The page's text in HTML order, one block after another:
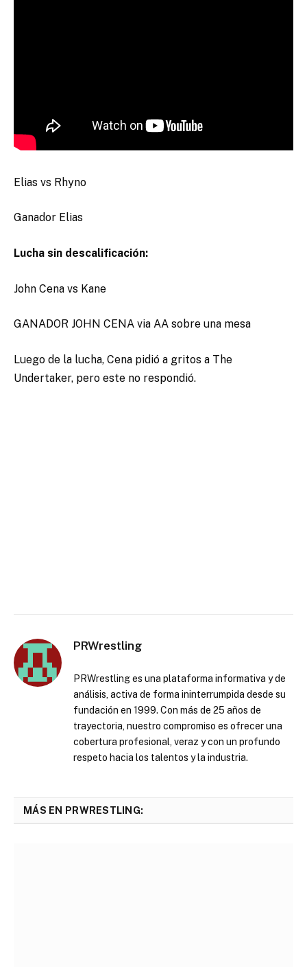
Elias vs Rhyno
Ganador Elias
Lucha sin descalificación:
John Cena vs Kane
GANADOR JOHN CENA via AA sobre una mesa
Luego de la lucha, Cena pidió a gritos a The
Undertaker, pero este no respondió.
PRWrestling
PRWrestling es una plataforma informativa y de
análisis, activa de forma ininterrumpida desde su
fundación en 1999. Con más de 25 años de
trayectoria, nuestro compromiso es ofrecer una
cobertura profesional, veraz y con un profundo
respeto hacia los talentos y la industria.
MÁS EN PRWRESTLING: